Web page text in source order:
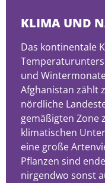
KLIMA UND
Das kontinentale
und
Afghanistan zählt
nördliche
gemäßigten Zone
klimatischen
eine große
Pflanzen sind
nirgendwo sonst